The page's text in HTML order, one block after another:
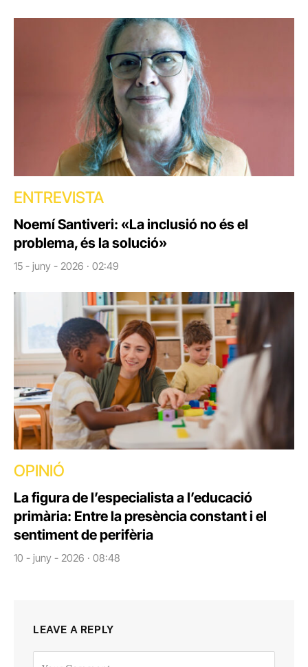
ENTREVISTA
Noemí Santiveri: «La inclusió no és el
problema, és la solució»
15 - juny - 2026 · 02:49
OPINIÓ
La figura de l’especialista a l’educació
primària: Entre la presència constant i el
sentiment de perifèria
10 - juny - 2026 · 08:48
LEAVE A REPLY